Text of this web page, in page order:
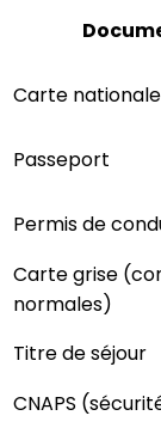
Carte
Passeport
Permis de
Carte grise
normales)
Titre de séjour
CNAPS